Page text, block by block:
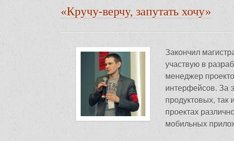
«Кручу-верчу, запутать хочу»
Закончил
участвую в
менеджер
интерфейсов. За
продуктовых, так
проектах
мобильных